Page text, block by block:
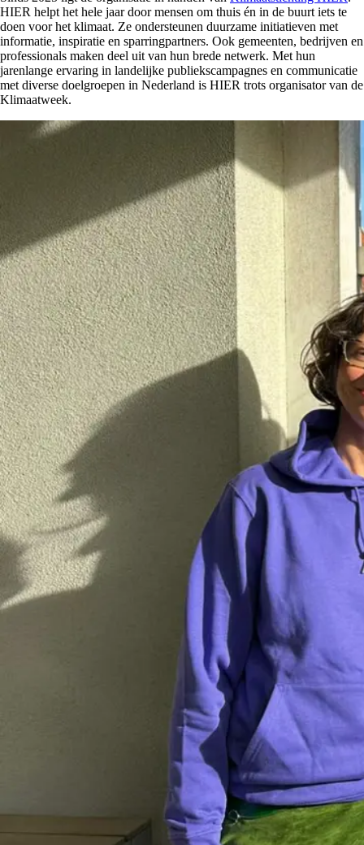
HIER helpt het hele jaar door mensen om thuis én in de buurt iets te
doen voor het klimaat. Ze ondersteunen duurzame initiatieven met
informatie, inspiratie en sparringpartners. Ook gemeenten, bedrijven en
professionals maken deel uit van hun brede netwerk. Met hun
jarenlange ervaring in landelijke publiekscampagnes en communicatie
met diverse doelgroepen in Nederland is HIER trots organisator van de
Klimaatweek.